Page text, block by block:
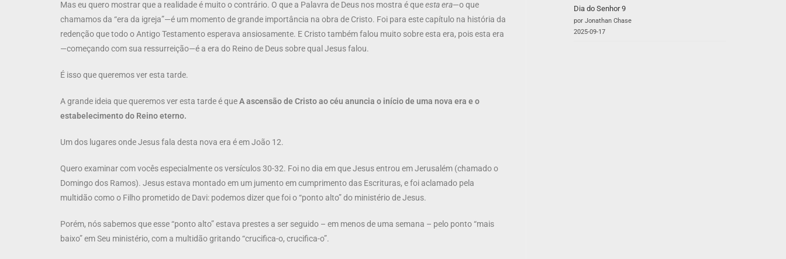
Mas eu quero mostrar que a realidade é muito o contrário. O que a Palavra de Deus nos mostra é queesta era—o que
chamamos da “era da igreja”—é um momento de grande importância na obra de Cristo. Foi para este capítulo na história da
redenção que todo o Antigo Testamento esperava ansiosamente. E Cristo também falou muito sobre esta era, pois esta era
—começando com sua ressurreição—é a era do Reino de Deus sobre qual Jesus falou.
É isso que queremos ver esta tarde.
A grande ideia que queremos ver esta tarde é queA ascensão de Cristo ao céu anuncia o início de uma nova era e o
estabelecimento do Reino eterno.
Um dos lugares onde Jesus fala desta nova era é em João 12.
Quero examinar com vocês especialmente os versículos 30-32. Foi no dia em que Jesus entrou em Jerusalém (chamado o
Domingo dos Ramos). Jesus estava montado em um jumento em cumprimento das Escrituras, e foi aclamado pela
multidão como o Filho prometido de Davi: podemos dizer que foi o “ponto alto” do ministério de Jesus.
Porém, nós sabemos que esse “ponto alto” estava prestes a ser seguido – em menos de uma semana – pelo ponto “mais
baixo” em Seu ministério, com a multidão gritando “crucifica-o, crucifica-o”.
Dia do Senhor 9
por Jonathan Chase
2025-09-17